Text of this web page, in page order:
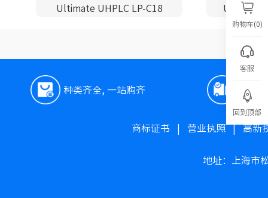
Ultimate UHPLC LP-C18 Ultimate
种类齐全, 一站购齐 极速
商标证书 营业执照| 高新
地址：上海市
购物车(0)
客服
回到顶部